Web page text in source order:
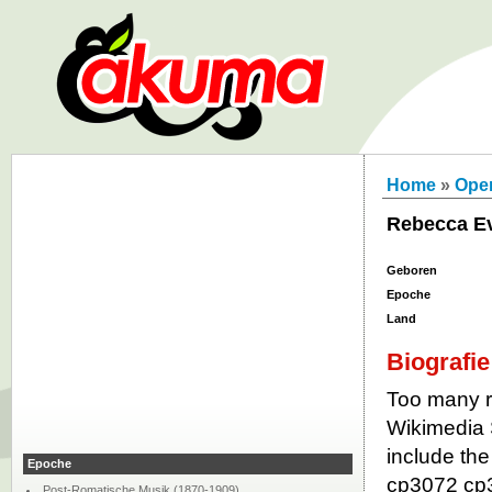
Home »
Rebecca
Geboren
Epoche
Land
Biografie
Too many
Wikimedia
include
cp3072
Epoche